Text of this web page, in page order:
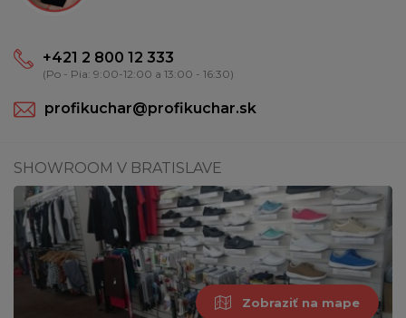
+421 2 800 12 333
(Po - Pia: 9:00-12:00 a 13:00 - 16:30)
profikuchar@profikuchar.sk
SHOWROOM V BRATISLAVE
Zobraziť na mape